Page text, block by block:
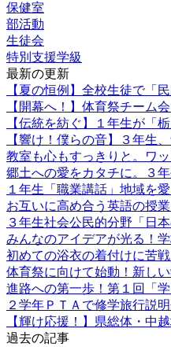
保健室
部活動
生徒会
特別支援学級
最新の更新
【夏の恒例】全校生徒で「
【開幕へ！】体育祭チーム
【伝統を紡ぐ】１年生が「
【響け！僕らの音】３年生
教室も心もすっきりと。ワ
郷土への愛をカタチに。３
１年生「職業講話」地域を
お互いに高め合う英語の授
３年生社会公民的分野「日
みんなのアイデアが光る！
初めての浴衣の着付けに苦
体育祭に向けて始動！新し
進路への第一歩！第１回「
２学年ＰＴＡで修学旅行説
【輝け応援！】県総体・中
過去の記事